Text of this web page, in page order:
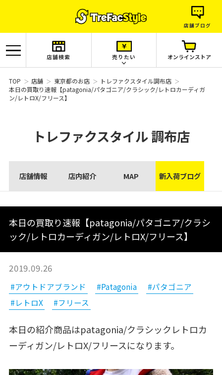
店舗ブログ
店舗検索 売りたい オンラインストア
TOP 店舗 東京都のお店
トレファクスタイル調布店
本日の買取り速報【patagonia/パタゴニア/クラシック/レトロカーディガ
ン/レトロX/フリース】
トレファクスタイル調布店
店舗情報 店内紹介 MAP 新入荷ブログ
本日の買取り速報【patagonia/パタゴニア/クラシ
ック/レトロカーディガン/レトロX/フリース】
2019.09.26
#アウトドアブランド #Patagonia
#パタゴニア
#レトロX
#フリース
本日の紹介商品はpatagonia/クラシックレトロカ
ーディガン/レトロX/フリースになります。